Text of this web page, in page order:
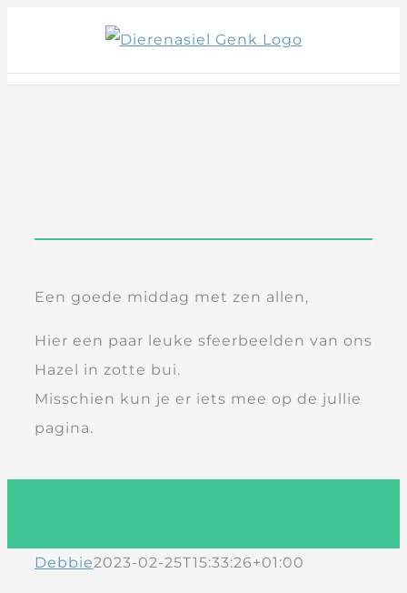
content
Een goede middag met zen allen,
Hier een paar leuke sfeerbeelden van ons
Hazel in zotte bui.
Misschien kun je er iets mee op de jullie
pagina.
Debbie2023-02-25T15:33:26+01:00